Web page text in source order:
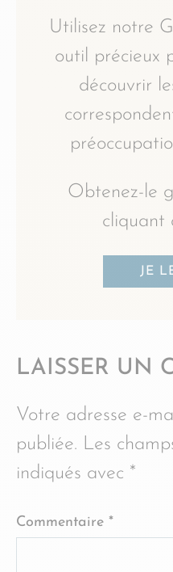
Utilisez notre
outil précieux
découvrir
Obtenez-le
cliquant
JE
LAISSER UN
Votre adresse e-
publiée. Les
indiqués avec *
Commentaire *